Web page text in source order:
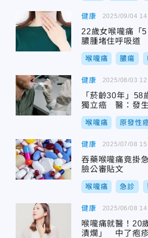
健康
22歲女喉嚨痛「
膿腫堵住呼吸道
喉嚨痛 膿瘍
2025/09/04
健康
「菸齡30年」
獨立癌 醫：發
喉嚨痛 原發性
2025/08/03
健康
吞藥喉嚨痛竟掛
臉公審貼文
喉嚨痛 急診
2025/07/08
健康
喉嚨痛就醫！20
潰爛」 中了疱
2025/06/08